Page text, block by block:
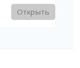
Открыть